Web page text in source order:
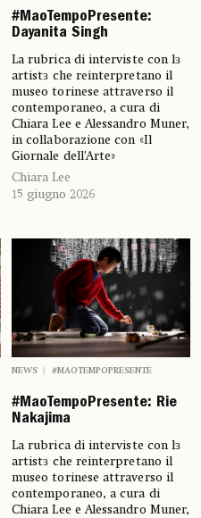
#MaoTempoPresente:
Dayanita Singh
La rubrica di interviste con lɜ
artistɜ che reinterpretano il
museo torinese attraverso il
contemporaneo, a cura di
Chiara Lee e Alessandro Muner,
in collaborazione con «Il
Giornale dell’Arte»
Chiara Lee
15 giugno 2026
NEWS #MAOTEMPOPRESENTE
#MaoTempoPresente: Rie
Nakajima
La rubrica di interviste con lɜ
artistɜ che reinterpretano il
museo torinese attraverso il
contemporaneo, a cura di
Chiara Lee e Alessandro Muner,